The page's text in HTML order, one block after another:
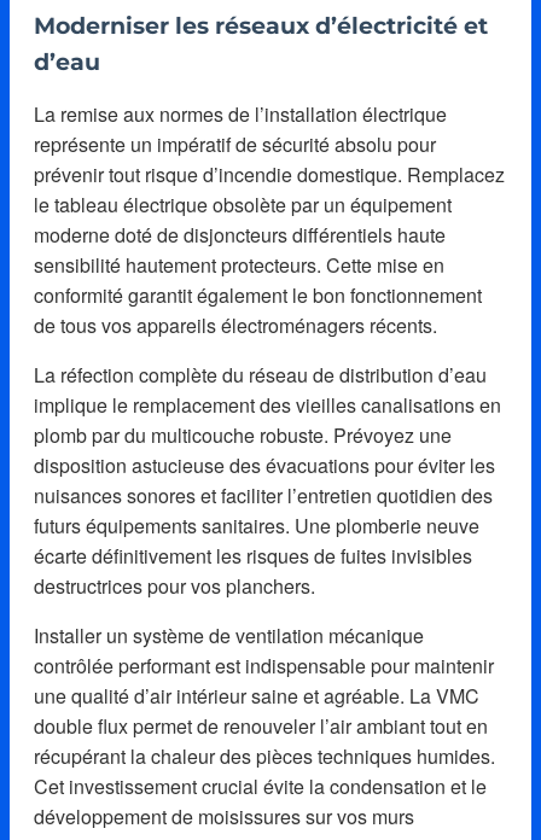
Moderniser les réseaux d’électricité et
d’eau
La remise aux normes de l’installation électrique
représente un impératif de sécurité absolu pour
prévenir tout risque d’incendie domestique. Remplacez
le tableau électrique obsolète par un équipement
moderne doté de disjoncteurs différentiels haute
sensibilité hautement protecteurs. Cette mise en
conformité garantit également le bon fonctionnement
de tous vos appareils électroménagers récents.
La réfection complète du réseau de distribution d’eau
implique le remplacement des vieilles canalisations en
plomb par du multicouche robuste. Prévoyez une
disposition astucieuse des évacuations pour éviter les
nuisances sonores et faciliter l’entretien quotidien des
futurs équipements sanitaires. Une plomberie neuve
écarte définitivement les risques de fuites invisibles
destructrices pour vos planchers.
Installer un système de ventilation mécanique
contrôlée performant est indispensable pour maintenir
une qualité d’air intérieur saine et agréable. La VMC
double flux permet de renouveler l’air ambiant tout en
récupérant la chaleur des pièces techniques humides.
Cet investissement crucial évite la condensation et le
développement de moisissures sur vos murs